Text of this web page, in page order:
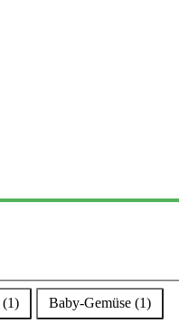
(1) Baby-Gemüse (1)